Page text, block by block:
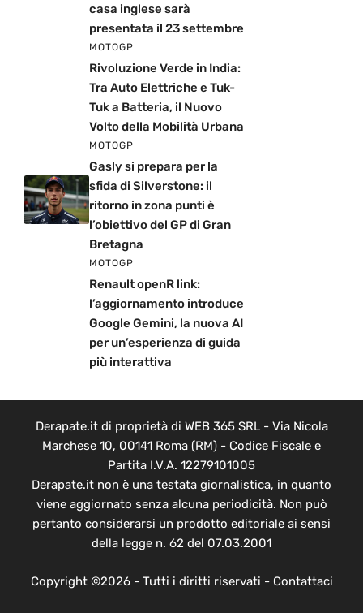
casa inglese sarà
presentata il 23 settembre
MOTOGP
Rivoluzione Verde in India:
Tra Auto Elettriche e Tuk-
Tuk a Batteria, il Nuovo
Volto della Mobilità Urbana
MOTOGP
Gasly si prepara per la
sfida di Silverstone: il
ritorno in zona punti è
l’obiettivo del GP di Gran
Bretagna
MOTOGP
Renault openR link:
l’aggiornamento introduce
Google Gemini, la nuova AI
per un’esperienza di guida
più interattiva
Derapate.it di proprietà di WEB 365 SRL - Via Nicola
Marchese 10, 00141 Roma (RM) - Codice Fiscale e
Partita I.V.A. 12279101005
Derapate.it non è una testata giornalistica, in quanto
viene aggiornato senza alcuna periodicità. Non può
pertanto considerarsi un prodotto editoriale ai sensi
della legge n. 62 del 07.03.2001
Copyright ©2026 - Tutti i diritti riservati - Contattaci